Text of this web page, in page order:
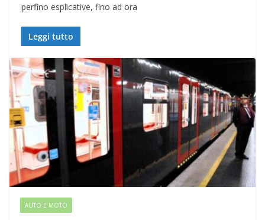
perfino esplicative, fino ad ora
Leggi tutto
AUTO E MOTO